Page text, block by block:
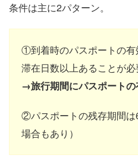
条件は主に2パターン。
①到着時のパスポートの
滞在日数以上あることが必
→旅行期間にパスポート
②パスポートの残存期間
場合もあり）